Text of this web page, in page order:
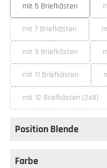
mit 5 Briefkästen
mit 7 Briefkästen
(Diese Option ist
mit 9 Briefkästen
(Diese Option ist
mit 11 Briefkästen
(Diese Option ist
mit 12 Briefkästen (2x8)
(Diese Option
Position Blende
Farbe